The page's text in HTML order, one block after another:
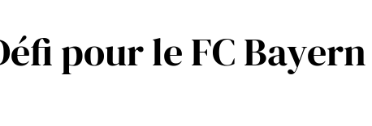
pour le FC